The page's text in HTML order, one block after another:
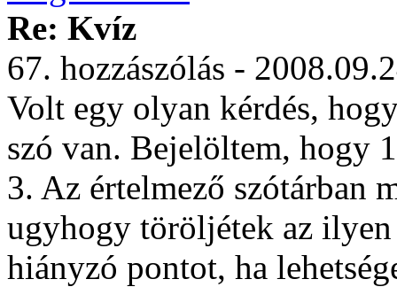
Re: Kvíz
67. hozzászólás -
Volt egy olyan kérdés,
szó van. Bejelöltem, hogy
3. Az értelmező szótárban
ugyhogy töröljétek az ilyen
hiányzó pontot, ha